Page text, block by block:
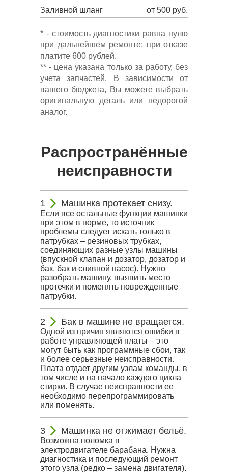
Заливной шланг
от 500 руб.
* - стоимость диагностики равна нулю
при дальнейшем ремонте; при отказе
платите 600 рублей.
** - цена указана только за работу, без
учета запчастей. В зависимости от
вашего бюджета, Вы можете выбрать
оригинальную деталь или недорогой
аналог.
Распространённые
неисправности
Машинка протекает снизу.
Если все остальные функции машинки
при этом в норме, то источник
проблемы следует искать только в
патрубках – резиновых трубках,
соединяющих разные узлы машины
(впускной клапан и дозатор, дозатор и
бак, бак и сливной насос). Нужно
разобрать машину, выявить место
протечки и поменять поврежденные
патрубки.
Бак в машине не вращается.
Одной из причин являются ошибки в
работе управляющей платы – это
могут быть как программные сбои, так
и более серьезные неисправности.
Плата отдает другим узлам команды, в
том числе и на начало каждого цикла
стирки. В случае неисправности ее
необходимо перепрограммировать
или поменять.
Машинка не отжимает бельё.
Возможна поломка в
электродвигателе барабана. Нужна
диагностика и последующий ремонт
этого узла (редко – замена двигателя).